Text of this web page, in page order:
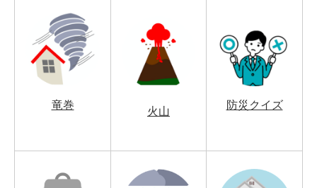
竜巻
火山
防災クイズ